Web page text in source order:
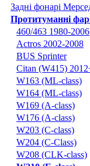
Задні фонарі
Протитуманні
460/463 1980-2006
Actros 2002-2008
BUS Sprinter
Citan (W415)
W163 (ML-class)
W164 (ML-class)
W169 (A-class)
W176 (A-class)
W203 (C-class)
W204 (C-Class)
W208 (CLK-class)